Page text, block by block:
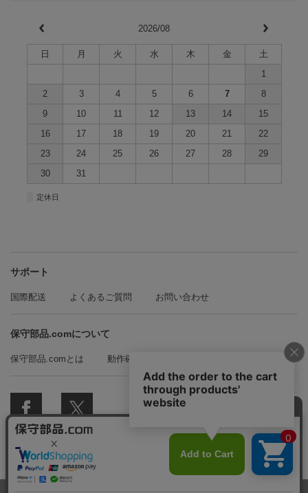
2026/08
日 月 火 水 木 金
土
1
2
3 4 5 6 7
8
9
10 11 12 13 14
15
16
17 18 19 20 21
22
23
24 25 26 27 28
29
30
31
定休日
サポート
国際配送 よくあるご質問 お問い合わせ
保守部品.comについて
保守部品.comとは 動作確認方法の紹介
© 2018 保守部品.com All Rights Reserved.